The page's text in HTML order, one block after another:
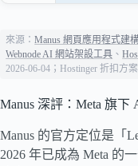
來源：Manus 網頁應用程式建
Webnode AI 網站架設工具 、
2026-06-04；Hostinger 折扣方
Manus 深評：Meta 旗下
Manus 的官方定位是「
2026 年已成為 Meta 的